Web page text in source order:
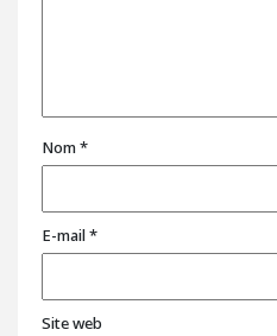
Nom*
E-mail*
Site web